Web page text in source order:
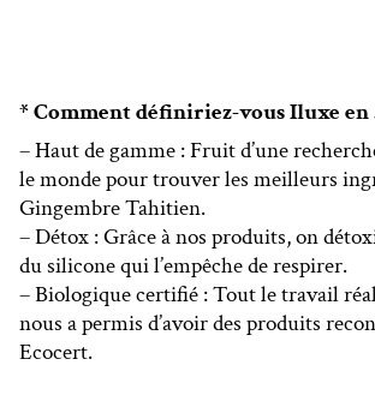
* Comment définiriez-vous Iluxe en
– Haut de gamme : Fruit d’une
le monde pour trouver les meilleurs
Gingembre Tahitien.
– Détox : Grâce à nos produits, on
du silicone qui l’empêche de respirer.
– Biologique certifié : Tout le travail
nous a permis d’avoir des produits
Ecocert.